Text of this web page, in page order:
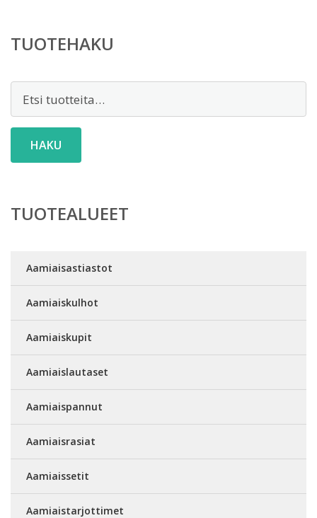
TUOTEHAKU
HAKU
TUOTEALUEET
Aamiaisastiastot
Aamiaiskulhot
Aamiaiskupit
Aamiaislautaset
Aamiaispannut
Aamiaisrasiat
Aamiaissetit
Aamiaistarjottimet